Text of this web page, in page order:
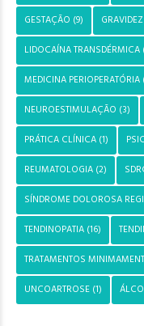
GESTAÇÃO (9) GRAVIDEZ
LIDOCAÍNA TRANSDÉRMICA
MEDICINA PERIOPERATÓRIA
NEUROESTIMULAÇÃO (3)
PRÁTICA CLÍNICA (1)
REUMATOLOGIA (2)
SÍNDROME DOLOROSA
TENDINOPATIA (16)
TRATAMENTOS
UNCOARTROSE (1)